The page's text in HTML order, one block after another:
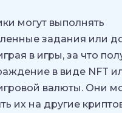
могут выполнять
задания или
в игры, за что
в виде NFT
валюты. Они
их на другие